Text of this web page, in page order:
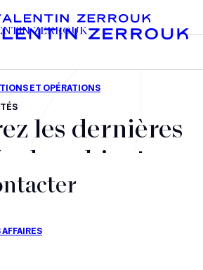
ZERROUK
et opérations stratégiques
les dernières
du cabinet,
et nos
jour après